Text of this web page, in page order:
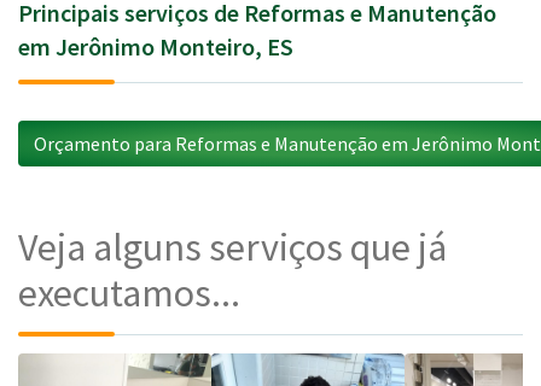
Principais serviços de Reformas e Manutenção
em Jerônimo Monteiro, ES
Orçamento para Reformas e Manutenção em Jerônimo
Veja alguns serviços que já
executamos...